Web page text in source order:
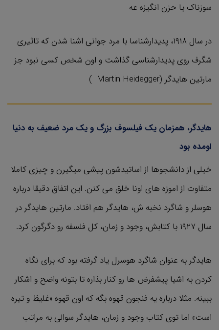
سوزناک یا حزن انگیزه عه
در سال ۱۹۱۸، پدیدارشناسا با مرد جوانی اشنا شدن که تاثیری
شگرف روی پدیدارشناسی گذاشت و اون شخص کسی نبود جز
مارتین هایدگر (Martin Heidegger )‌
هایدگر، همزمان یک فیلسوف بزرگ و یک مرد ضعیف به دنیا
اومده بود
خیلی از دانشجوها از اساتیدشون پیشی میگیرن و چیزی کاملا
متفاوت از اموزه های اونا خلق می کنن. این اتفاق دقیقا درباره
هوسلر و شاگرد نخبه ش، هایدگر هم افتاد. مارتین هایدگر در
سال ۱۹۲۷ با کتابش، وجود و زمان، کل فلسفه رو دگرگون کرد.
هایدگر به عنوان شاگرد هوسرل یاد گرفته بود که برای نگاه
کردن به اشیا پیشفرض ها رو کنار بذاره تا بتونه واضح و اشکار
ببینه. مثلا درباره یه فنجون قهوه بگه که اون قهوه «غلیظ و تیره
است» اما توی کتاب وجود و زمان، هایدگر سوالی به مراتب